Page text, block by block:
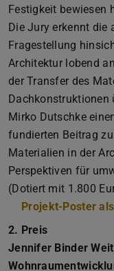
Festigkeit bewiesen
Die Jury erkennt die
Fragestellung
Architektur lobend
der Transfer des
Dachkonstruktionen
Mirko Dutschke
fundierten Beitrag
Materialien in der
Perspektiven für
(Dotiert mit 1.800
Projekt-Poster
2. Preis
Jennifer Binder